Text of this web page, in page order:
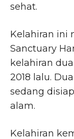
sehat.
Kelahiran ini
Sanctuary
kelahiran
2018 lalu.
sedang
alam.
Kelahiran